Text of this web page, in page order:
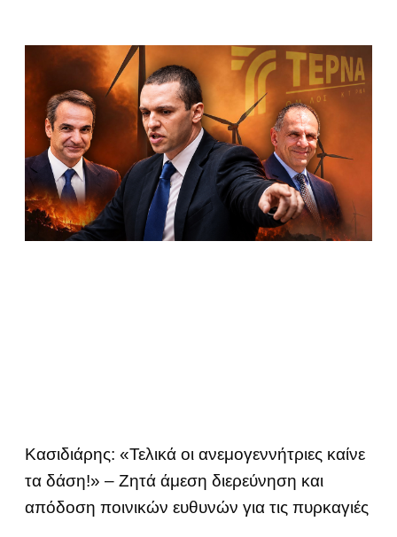
Κασιδιάρης: «Τελικά οι ανεμογεννήτριες καίνε
τα δάση!» – Ζητά άμεση διερεύνηση και
απόδοση ποινικών ευθυνών για τις πυρκαγιές